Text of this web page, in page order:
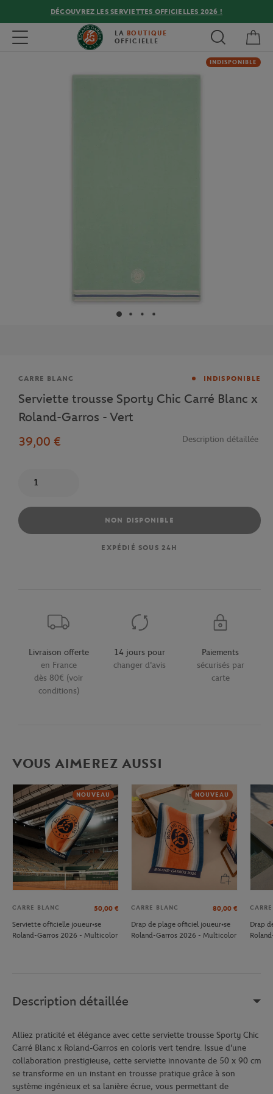
DÉCOUVREZ LES SERVIETTES OFFICIELLES 2026 !
Toggle navigation LA BOUTIQUE
OFFICIELLE
INDISPONIBLE
Marque
CARRE BLANC INDISPONIBLE
Serviette trousse Sporty Chic Carré Blanc x
Roland-Garros - Vert
39,00 €
Description détaillée
NON DISPONIBLE
EXPÉDIÉ SOUS 24H
Livraison offerte
en France
dès 80€ (voir
conditions)
14 jours pour
changer d'avis
Paiements
sécurisés par
carte
VOUS AIMEREZ AUSSI
NOUVEAU
CARRE BLANC 50,00 €
Serviette officielle joueur•se
Roland-Garros 2026 - Multicolor
NOUVEAU
CARRE BLANC 80,00 €
Drap de plage officiel joueur•se
Roland-Garros 2026 - Multicolor
Drap
Description détaillée
Alliez praticité et élégance avec cette serviette trousse Sporty Chic
Carré Blanc x Roland-Garros en coloris vert tendre. Issue d'une
collaboration prestigieuse, cette serviette innovante de 50 x 90 cm
se transforme en un instant en trousse pratique grâce à son
système ingénieux et sa lanière écrue, vous permettant de